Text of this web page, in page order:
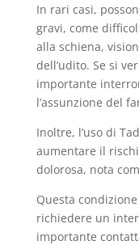
In rari casi,
gravi, come
alla schiena,
dell’udito. Se si
importante
l’assunzione del
Inoltre, l’uso di
aumentare il
dolorosa, nota
Questa
richiedere un
importante